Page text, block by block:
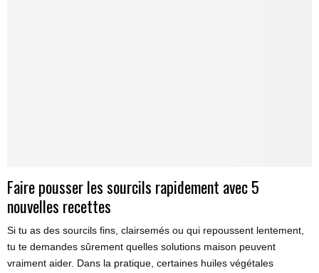
Faire pousser les sourcils rapidement avec 5
nouvelles recettes
Si tu as des sourcils fins, clairsemés ou qui repoussent lentement,
tu te demandes sûrement quelles solutions maison peuvent
vraiment aider. Dans la pratique, certaines huiles végétales